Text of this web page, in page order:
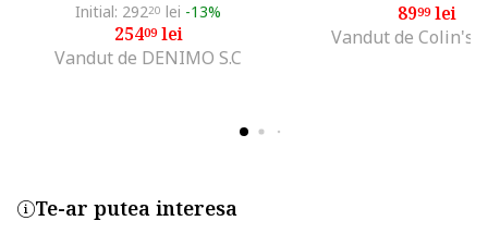
Initial: 29220 lei -13%
25409lei
Vandut de DENIMO S.C
8999lei
Vandut de Colin's
Te-ar putea interesa